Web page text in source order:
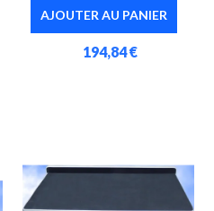
AJOUTER AU PANIER
194,84 €